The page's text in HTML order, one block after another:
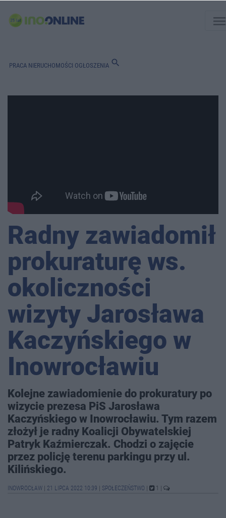
PRACA NIERUCHOMOŚCI OGŁOSZENIA search
Radny zawiadomił
prokuraturę ws.
okoliczności
wizyty Jarosława
Kaczyńskiego w
Inowrocławiu
Kolejne zawiadomienie do prokuratury po
wizycie prezesa PiS Jarosława
Kaczyńskiego w Inowrocławiu. Tym razem
złożył je radny Koalicji Obywatelskiej
Patryk Kaźmierczak. Chodzi o zajęcie
przez policję terenu parkingu przy ul.
Kilińskiego.
INOWROCŁAW 21 LIPCA 2022 10:39 SPOŁECZEŃSTWO 1